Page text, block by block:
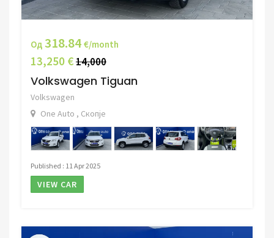
Од 318.84 €/month
13,250 €14,000
Volkswagen Tiguan
Volkswagen
One Auto , Скопје
Published : 11 Apr 2025
VIEW CAR